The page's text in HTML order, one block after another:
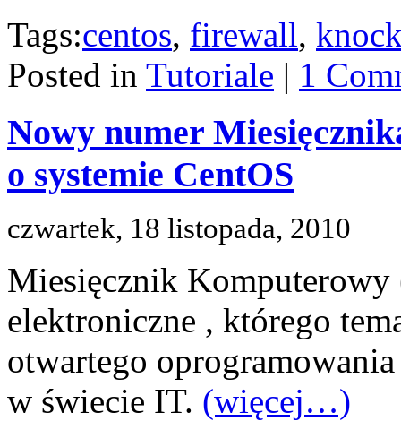
Tags:centos, firewall,
Posted in Tutoriale | 1
Nowy numer
o systemie CentOS
czwartek, 18 listopada, 2010
Miesięcznik Komputerowy
elektroniczne , którego
otwartego
w świecie IT. (więcej…)